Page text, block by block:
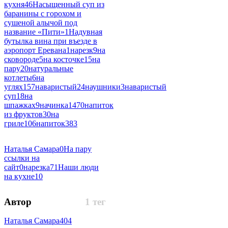
кухня46Насыщенный суп из
баранины с горохом и
сушеной алычой под
название «Пити»1Надувная
бутылка вина при въезде в
аэропорт Еревана1нарезк9на
сковороде5на косточке15на
пару20натуральные
котлеты6на
углях157наваристый24наушники3наваристый
суп18на
шпажках9начинка1470напиток
из фруктов30на
гриле106напиток383
Наталья Самара0На пару
ссылки на
сайт0нарезка71Наши люди
на кухне10
1 тег
Автор
Наталья Самара404